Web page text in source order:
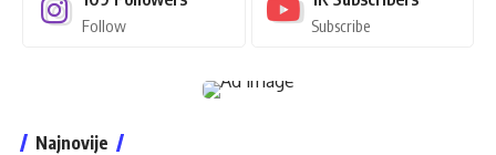
Follow Subscribe
Najnovije